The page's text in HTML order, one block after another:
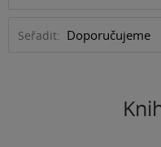
Seřadit: